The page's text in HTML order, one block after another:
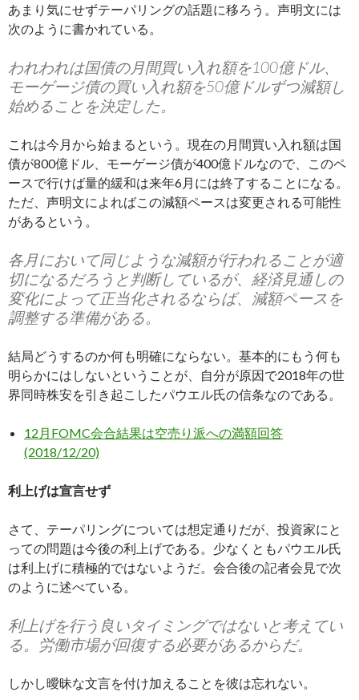
あまり気にせずテーパリングの話題に移ろう。声明文には
次のように書かれている。
われわれは国債の月間買い入れ額を100億ドル、
モーゲージ債の買い入れ額を50億ドルずつ減額し
始めることを決定した。
これは今月から始まるという。現在の月間買い入れ額は国
債が800億ドル、モーゲージ債が400億ドルなので、このペ
ースで行けば量的緩和は来年6月には終了することになる。
ただ、声明文によればこの減額ペースは変更される可能性
があるという。
各月において同じような減額が行われることが適
切になるだろうと判断しているが、経済見通しの
変化によって正当化されるならば、減額ペースを
調整する準備がある。
結局どうするのか何も明確にならない。基本的にもう何も
明らかにはしないということが、自分が原因で2018年の世
界同時株安を引き起こしたパウエル氏の信条なのである。
12月FOMC会合結果は空売り派への満額回答
(2018/12/20)
利上げは宣言せず
さて、テーパリングについては想定通りだが、投資家にと
っての問題は今後の利上げである。少なくともパウエル氏
は利上げに積極的ではないようだ。会合後の記者会見で次
のように述べている。
利上げを行う良いタイミングではないと考えてい
る。労働市場が回復する必要があるからだ。
しかし曖昧な文言を付け加えることを彼は忘れない。